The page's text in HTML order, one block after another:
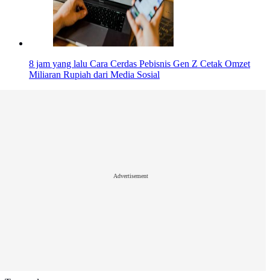
8 jam yang lalu Cara Cerdas Pebisnis Gen Z Cetak Omzet
Miliaran Rupiah dari Media Sosial
Advertisement